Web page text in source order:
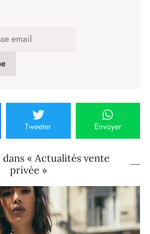
Tweeter Envoyer
« Actualités vente
privée »